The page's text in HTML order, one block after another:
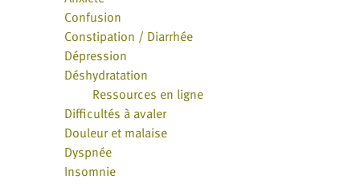
Confusion
Constipation / Diarrhée
Dépression
Déshydratation
Ressources en ligne
Difficultés à avaler
Douleur et malaise
Dyspnée
Insomnie